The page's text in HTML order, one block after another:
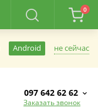
0
Android не сейчас
097 642 62 62
Заказать звонок